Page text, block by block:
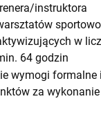
instruktora
w
64 godzin
wymogi formalne
za